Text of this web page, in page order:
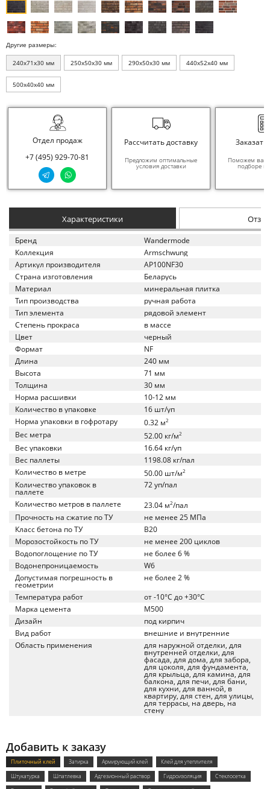
Другие размеры:
240x71x30 мм 250x50x30 мм 290x50x30 мм 440x52x40 мм
500x40x40 мм
Отдел продаж
+7 (495) 929-70-81
Рассчитать доставку
Предложим оптимальные
условия доставки
Заказать
Поможем вам
подборе
Характеристики
Бренд
Wandermode
Коллекция
Armschwung
Артикул производителя
AP100NF30
Страна изготовления
Беларусь
Материал
минеральная плитка
Тип производства
ручная работа
Тип элемента
рядовой элемент
Степень прокраса
в массе
Цвет
черный
Формат
NF
Длина
240 мм
Высота
71 мм
Толщина
30 мм
Норма расшивки
10-12 мм
Количество в упаковке
16 шт/уп
Норма упаковки в гофротару
0.32 м2
Вес метра 52.00 кг/м2
Вес упаковки
16.64 кг/уп
Вес паллеты
1198.08 кг/пал
Количество в метре
50.00 шт/м2
Количество упаковок в
паллете
72 уп/пал
Количество метров в паллете 23.04 м2/пал
Прочность на сжатие по ТУ
не менее 25 МПа
Класс бетона по ТУ
B20
Морозостойкость по ТУ
не менее 200 циклов
Водопоглощение по ТУ
не более 6 %
Водонепроницаемость
W6
Допустимая погрешность в
геометрии
не более 2 %
Температура работ
от -10°C до +30°C
Марка цемента
M500
Дизайн
под кирпич
Вид работ
внешние и внутренние
Область применения
для наружной отделки, для
внутренней отделки, для
фасада, для дома, для забора,
для цоколя, для фундамента,
для крыльца, для камина, для
балкона, для печи, для бани,
для кухни, для ванной, в
квартиру, для стен, для улицы,
для террасы, на дверь, на
стену
Добавить к заказу
Плиточный клей Затирка Армирующий клей
Клей для утеплителя
Штукатурка
Шпатлевка Адгезионный раствор Гидроизоляция
Стеклосетка